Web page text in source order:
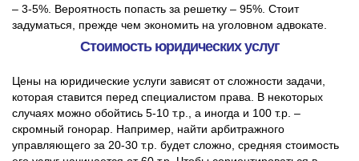
– 3-5%. Вероятность попасть за решетку – 95%. Стоит
задуматься, прежде чем экономить на уголовном адвокате.
Стоимость юридических услуг
Цены на юридические услуги зависят от сложности задачи,
которая ставится перед специалистом права. В некоторых
случаях можно обойтись 5-10 т.р., а иногда и 100 т.р. –
скромный гонорар. Например, найти арбитражного
управляющего за 20-30 т.р. будет сложно, средняя стоимость